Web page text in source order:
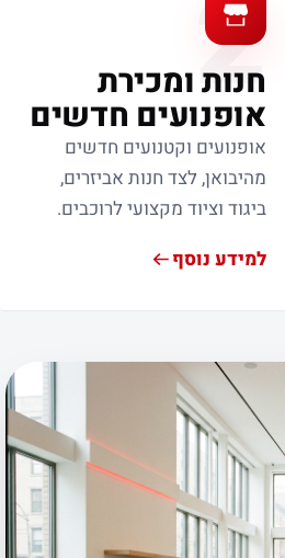
2
חנות ומכירת
אופנועים חדשים
אופנועים וקטנועים חדשים
מהיבואן, לצד חנות אביזרים,
ביגוד וציוד מקצועי לרוכבים.
למידע נוסף